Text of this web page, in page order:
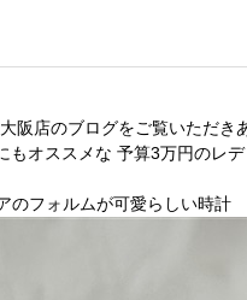
阪店のブログをご覧いただき
もオススメな 予算3万円のレ
のフォルムが可愛らしい時計